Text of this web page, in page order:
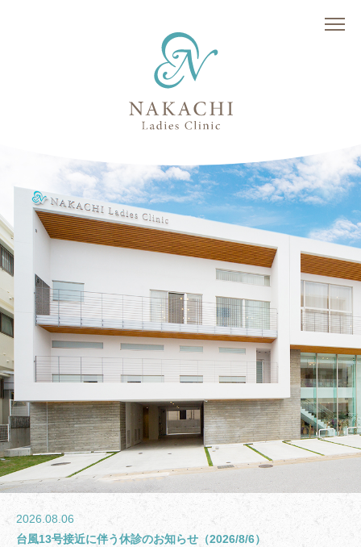
2026.08.06
台風13号接近に伴う休診のお知らせ（2026/8/6）